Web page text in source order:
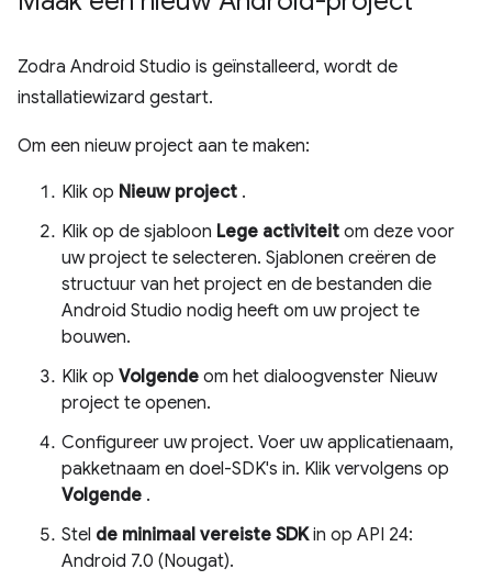
Zodra Android Studio is geïnstalleerd, wordt de
installatiewizard gestart.
Om een ​​nieuw project aan te maken:
Klik op Nieuw project .
Klik op de sjabloon Lege activiteit om deze voor
uw project te selecteren. Sjablonen creëren de
structuur van het project en de bestanden die
Android Studio nodig heeft om uw project te
bouwen.
Klik op Volgende om het dialoogvenster Nieuw
project te openen.
Configureer uw project. Voer uw applicatienaam,
pakketnaam en doel-SDK's in. Klik vervolgens op
Volgende .
Stel de minimaal vereiste SDKin op API 24:
Android 7.0 (Nougat).